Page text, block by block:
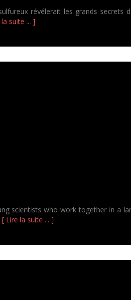
révélerait les grands
suite ... ]
scientists who work together in a
[ Lire la suite ... ]